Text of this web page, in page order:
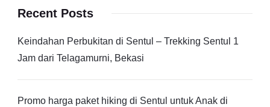
Recent Posts
Keindahan Perbukitan di Sentul – Trekking Sentul 1
Jam dari Telagamurni, Bekasi
Promo harga paket hiking di Sentul untuk Anak di